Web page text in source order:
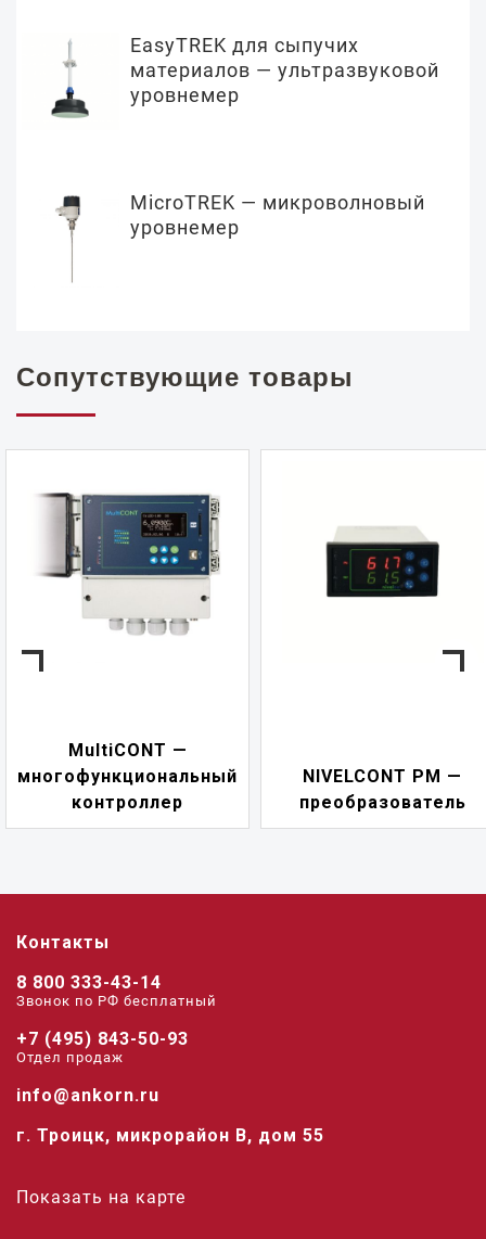
EasyTREK для сыпучих
материалов — ультразвуковой
уровнемер
MicroTREK — микроволновый
уровнемер
Сопутствующие товары
MultiCONT —
многофункциональный
контроллер
NIVELCONT PM —
преобразователь
Контакты
8 800 333-43-14
Звонок по РФ беcплатный
+7 (495) 843-50-93
Отдел продаж
info@ankorn.ru
г. Троицк, микрорайон В, дом 55
Показать на карте